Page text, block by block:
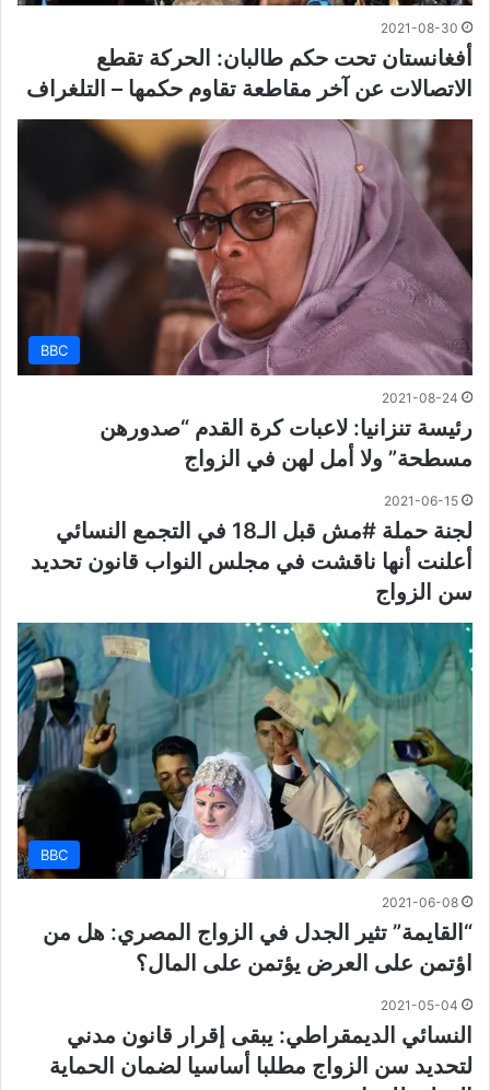
2021-08-30
أفغانستان تحت حكم طالبان: الحركة تقطع
الاتصالات عن آخر مقاطعة تقاوم حكمها – التلغراف
BBC
2021-08-24
رئيسة تنزانيا: لاعبات كرة القدم “صدورهن
مسطحة” ولا أمل لهن في الزواج
2021-06-15
لجنة حملة #مش قبل الـ18 في التجمع النسائي
أعلنت أنها ناقشت في مجلس النواب قانون تحديد
سن الزواج
BBC
2021-06-08
“القايمة” تثير الجدل في الزواج المصري: هل من
اؤتمن على العرض يؤتمن على المال؟
2021-05-04
النسائي الديمقراطي: يبقى إقرار قانون مدني
لتحديد سن الزواج مطلبا أساسيا لضمان الحماية